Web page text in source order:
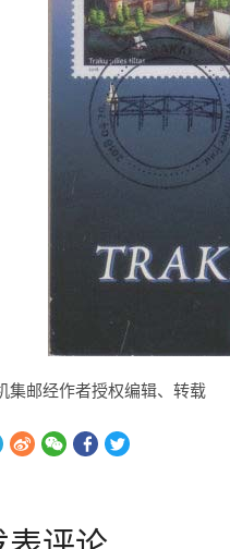
集邮经作者授权编辑、转载